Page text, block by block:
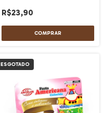
R$23,90
ESGOTADO